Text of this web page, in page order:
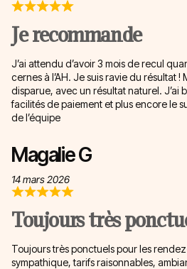
Je recommande
J’ai attendu d’avoir 3 mois de recul
cernes à l’AH. Je suis ravie du résultat
disparue, avec un résultat naturel. J’ai
facilités de paiement et plus encore le
de l’équipe
Magalie G
14 mars 2026
Toujours très
Toujours très ponctuels pour les
sympathique, tarifs raisonnables,